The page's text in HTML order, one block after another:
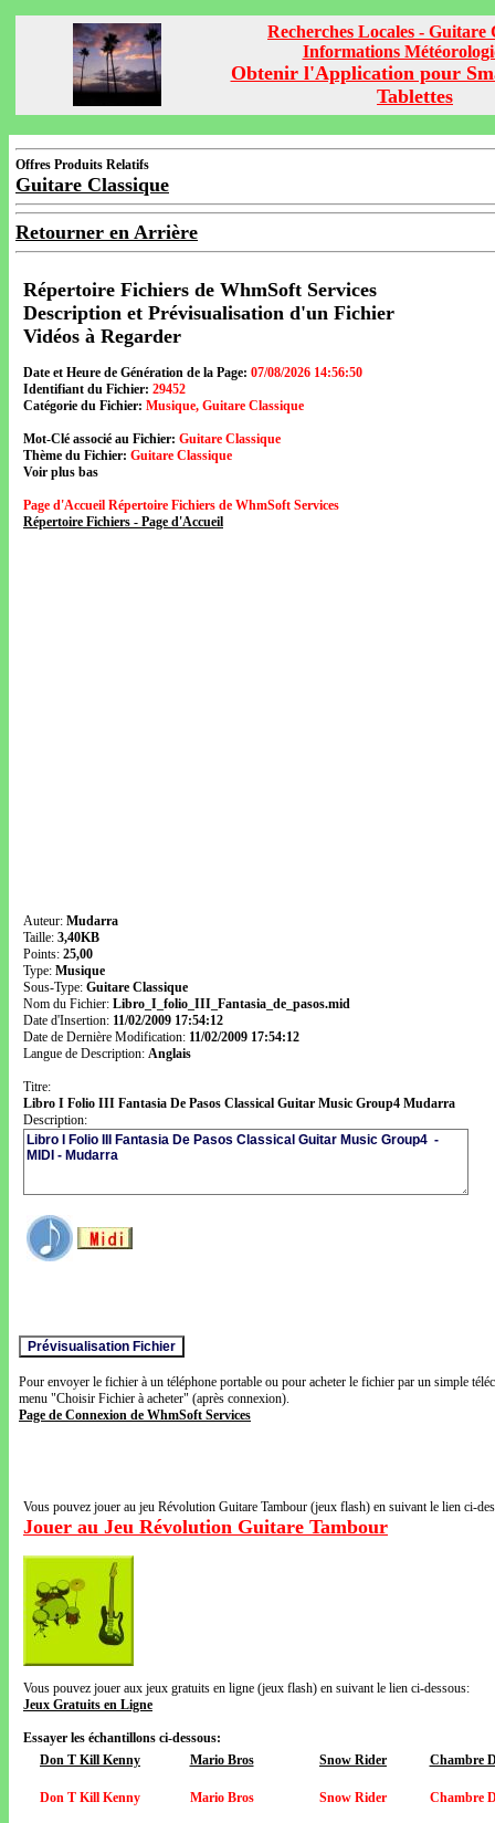
Recherches Locales - Guitare
Informations
Obtenir l'Application pour
Tablettes
Offres Produits Relatifs
Guitare Classique
Retourner en Arrière
Répertoire Fichiers de WhmSoft Services
Description et Prévisualisation d'un Fichier
Vidéos à Regarder
Date et Heure de Génération de la Page: 07/08/2026 14:56:50
Identifiant du Fichier: 29452
Catégorie du Fichier: Musique, Guitare Classique
Mot-Clé associé au Fichier: Guitare Classique
Thème du Fichier: Guitare Classique
Voir plus bas
Page d'Accueil Répertoire Fichiers de WhmSoft Services
Répertoire Fichiers - Page d'Accueil
Auteur: Mudarra
Taille: 3,40KB
Points: 25,00
Type: Musique
Sous-Type: Guitare Classique
Nom du Fichier: Libro_I_folio_III_Fantasia_de_pasos.mid
Date d'Insertion: 11/02/2009 17:54:12
Date de Dernière Modification: 11/02/2009 17:54:12
Langue de Description: Anglais
Titre:
Libro I Folio III Fantasia De Pasos Classical Guitar Music Group4 Mudarra
Description:
Pour envoyer le fichier à un téléphone portable ou pour acheter le fichier par un simple
menu "Choisir Fichier à acheter" (après connexion).
Page de Connexion de WhmSoft Services
Vous pouvez jouer au jeu Révolution Guitare Tambour (jeux flash) en suivant le lien ci-
Jouer au Jeu Révolution Guitare Tambour
Vous pouvez jouer aux jeux gratuits en ligne (jeux flash) en suivant le lien ci-dessous:
Jeux Gratuits en Ligne
Essayer les échantillons ci-dessous:
Don T Kill Kenny
Mario Bros Snow Rider Chambre
Don T Kill Kenny Mario Bros Snow Rider Chambre